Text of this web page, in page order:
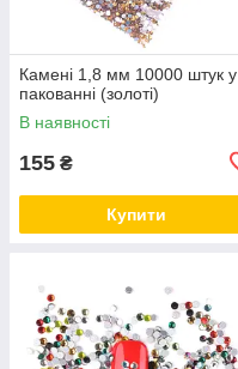
Камені 1,8 мм 10000 штук у
пакованні (золоті)
В наявності
155 ₴
Купити